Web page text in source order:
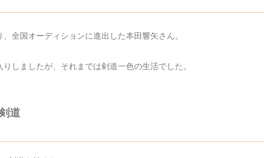
全国オーディションに進出した本田響矢さん。
しましたが、それまでは剣道一色の生活でした。
道